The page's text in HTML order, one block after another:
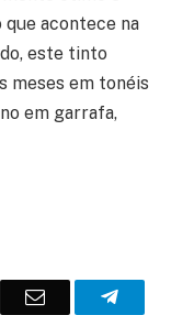
que acontece na
este tinto
meses em tonéis
em garrafa,
E-